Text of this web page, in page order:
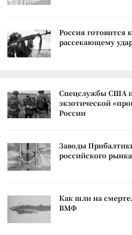
Россия готовится
рассекающему
Спецслужбы США
экзотической
России
Заводы
российского рынка
Как шли на
ВМФ